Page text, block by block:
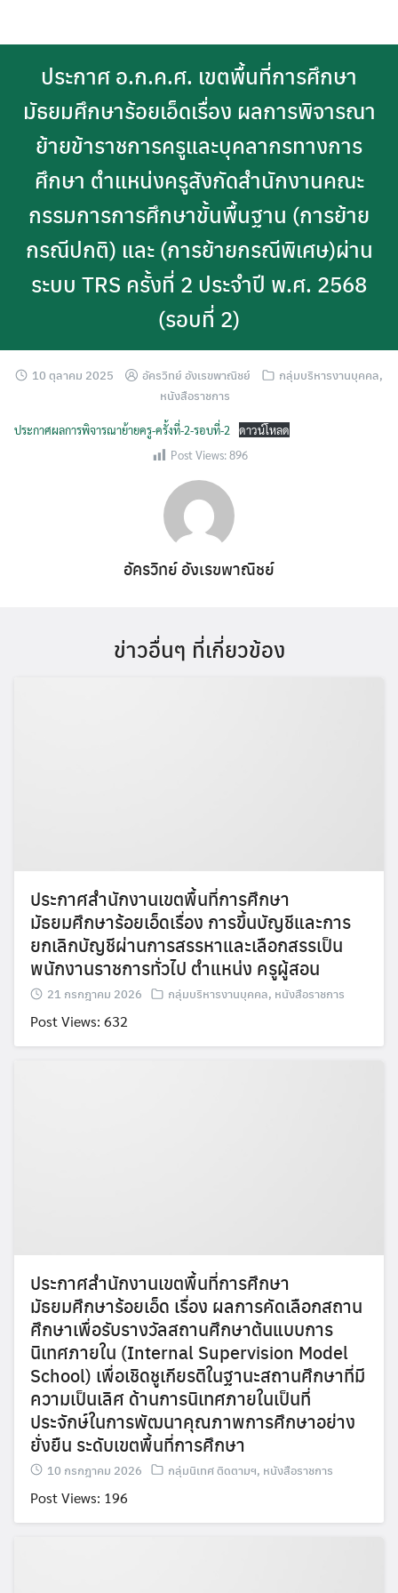
ประกาศ อ.ก.ค.ศ. เขตพื้นที่การศึกษา
มัธยมศึกษาร้อยเอ็ดเรื่อง ผลการพิจารณา
ย้ายข้าราชการครูและบุคลากรทางการ
ศึกษา ตำแหน่งครูสังกัดสำนักงานคณะ
กรรมการการศึกษาขั้นพื้นฐาน (การย้าย
กรณีปกติ) และ (การย้ายกรณีพิเศษ)ผ่าน
ระบบ TRS ครั้งที่ 2 ประจำปี พ.ศ. 2568
(รอบที่ 2)
10 ตุลาคม 2025 อัครวิทย์ อังเรขพาณิชย์ กลุ่มบริหารงานบุคคล,
หนังสือราชการ
ประกาศผลการพิจารณาย้ายครู-ครั้งที่-2-รอบที่-2
ดาวน์โหลด
Post Views:896
อัครวิทย์ อังเรขพาณิชย์
ข่าวอื่นๆ ที่เกี่ยวข้อง
ประกาศสำนักงานเขตพื้นที่การศึกษา
มัธยมศึกษาร้อยเอ็ดเรื่อง การขึ้นบัญชีและการ
ยกเลิกบัญชีผ่านการสรรหาและเลือกสรรเป็น
พนักงานราชการทั่วไป ตำแหน่ง ครูผู้สอน
21 กรกฎาคม 2026 กลุ่มบริหารงานบุคคล, หนังสือราชการ
Post Views: 632
ประกาศสำนักงานเขตพื้นที่การศึกษา
มัธยมศึกษาร้อยเอ็ด เรื่อง ผลการคัดเลือกสถาน
ศึกษาเพื่อรับรางวัลสถานศึกษาต้นแบบการ
นิเทศภายใน (Internal Supervision Model
School) เพื่อเชิดชูเกียรติในฐานะสถานศึกษาที่มี
ความเป็นเลิศ ด้านการนิเทศภายในเป็นที่
ประจักษ์ในการพัฒนาคุณภาพการศึกษาอย่าง
ยั่งยืน ระดับเขตพื้นที่การศึกษา
10 กรกฎาคม 2026 กลุ่มนิเทศ ติดตามฯ, หนังสือราชการ
Post Views: 196